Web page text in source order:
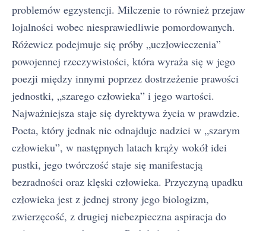
problemów egzystencji. Milczenie to również przejaw
lojalności wobec niesprawiedliwie pomordowanych.
Różewicz podejmuje się próby „uczłowieczenia”
powojennej rzeczywistości, która wyraża się w jego
poezji między innymi poprzez dostrzeżenie prawości
jednostki, „szarego człowieka” i jego wartości.
Najważniejsza staje się dyrektywa życia w prawdzie.
Poeta, który jednak nie odnajduje nadziei w „szarym
człowieku”, w następnych latach krąży wokół idei
pustki, jego twórczość staje się manifestacją
bezradności oraz klęski człowieka. Przyczyną upadku
człowieka jest z jednej strony jego biologizm,
zwierzęcość, z drugiej niebezpieczna aspiracja do